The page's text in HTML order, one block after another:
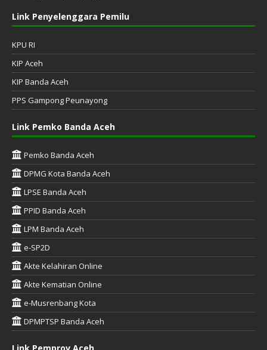
Link Penyelenggara Pemilu
KPU RI
KIP Aceh
KIP Banda Aceh
PPS Gampong Peunayong
Link Pemko Banda Aceh
Pemko Banda Aceh
DPMG Kota Banda Aceh
LPSE Banda Aceh
PPID Banda Aceh
LPM Banda Aceh
e-SP2D
Akte Kelahiran Online
Akte Kematian Online
e-Musrenbang Kota
DPMPTSP Banda Aceh